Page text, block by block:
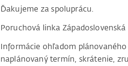
Ďakujeme za spoluprácu.
Poruchová linka
Informácie ohľadom
naplánovaný termín, skrátenie,